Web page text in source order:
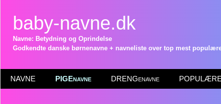
baby-navne.dk
Navne: Betydning og Oprindelse
Godkendte danske børnenavne + navneliste over top mest
NAVNE PIGEnavne DRENGenavne POPULÆRE